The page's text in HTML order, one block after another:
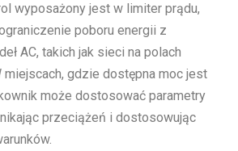
wyposażony jest w limiter prądu,
poboru energii z
AC, takich jak sieci na polach
miejscach, gdzie dostępna moc jest
może dostosować parametry
przeciążeń i dostosowując